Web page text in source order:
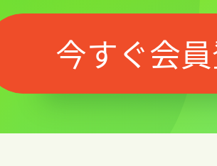
今すぐ会